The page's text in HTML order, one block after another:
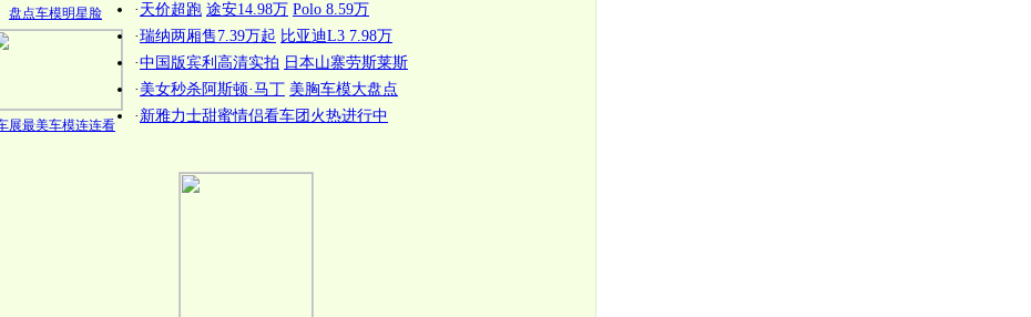
盘点车模明星脸
展最美车模连连看
· 天价超跑 途安14.98万 Polo 8.59万
·瑞纳两厢售7.39万起 比亚迪L3 7.98万
·中国版宾利高清实拍 日本山寨劳斯莱斯
· 美女秒杀阿斯顿·马丁 美胸车模大盘点
· 新雅力士甜蜜情侣看车团火热进行中